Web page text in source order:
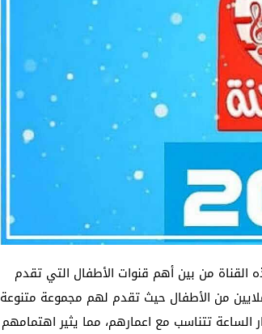
كفر الشيخ”
المالية؟
هذه القناة من بين أهم قنوات الأطفال التي تقدم
من الأطفال حيث تقدم لهم مجموعة متنوعة
الساعة تتناسب مع اعمارهم، مما يثير اهتمامهم